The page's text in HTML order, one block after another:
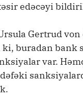
edəcəyi
Gertrud von
buradan bank
var.